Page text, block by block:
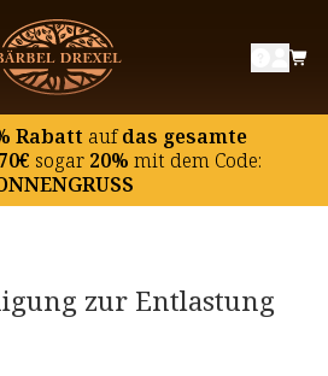
Rabatt aufdas gesamte
sogar20% mit dem Code:
zur Entlastung
des Körpers
Kur?
Reinigung für